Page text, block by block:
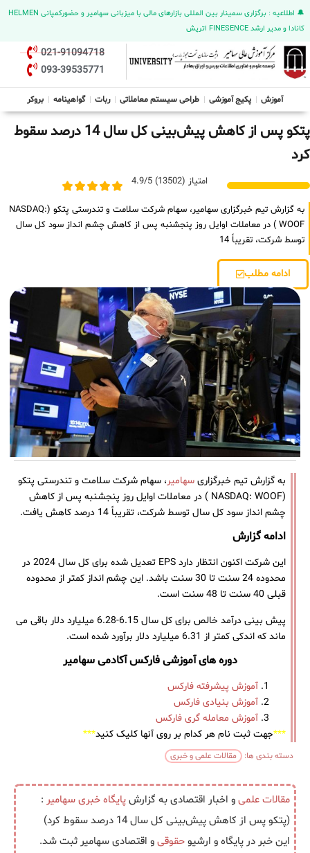
🔔 اطلاعیه : برگزاری سمینار بین المللی بازارهای مالی با میزبانی سهامیر و حضورکمپانی HELMEN
کانادا و مدیر ارشد FINESENCE اتریش
021-91094718
093-39535771
آموزش پکیج آموزشی طراحی سیستم معاملاتی ربات گواهینامه بروکر
پتکو پس از کاهش پیش‌بینی کل سال 14 درصد سقوط
کرد
امتیاز (13502) 4.9/5
به گزارش تیم خبرگزاری سهامیر، سهام شرکت سلامت و تندرستی پتکو (NASDAQ:
WOOF ) در معاملات اوایل روز پنجشنبه پس از کاهش چشم انداز سود کل سال
توسط شرکت، تقریباً 14
ادامه مطلب
به گزارش تیم خبرگزاری سهامیر ، سهام شرکت سلامت و تندرستی پتکو
(NASDAQ: WOOF ) در معاملات اوایل روز پنجشنبه پس از کاهش
چشم انداز سود کل سال توسط شرکت، تقریباً 14 درصد کاهش یافت.
ادامه گزارش
این شرکت اکنون انتظار دارد EPS تعدیل شده برای کل سال 2024 در
محدوده 24 سنت تا 30 سنت باشد. این چشم انداز کمتر از محدوده
قبلی 40 سنت تا 48 سنت است.
پیش بینی درآمد خالص برای کل سال 6.15-6.28 میلیارد دلار باقی می
ماند که اندکی کمتر از 6.31 میلیارد دلار برآورد شده است.
دوره های آموزشی فارکس آکادمی سهامیر
آموزش پیشرفته فارکس
آموزش بنیادی فارکس
آموزش معامله گری فارکس
***جهت ثبت نام هر کدام بر روی آنها کلیک کنید***
دسته بندی ها: مقالات علمی و خبری
مقالات علمیو اخبار اقتصادی به گزارشپایگاه خبریسهامیر :
(پتکو پس از کاهش پیش‌بینی کل سال 14 درصد سقوط کرد)
این خبر در پایگاه و ارشیوحقوقیو اقتصادی سهامیر ثبت شد.